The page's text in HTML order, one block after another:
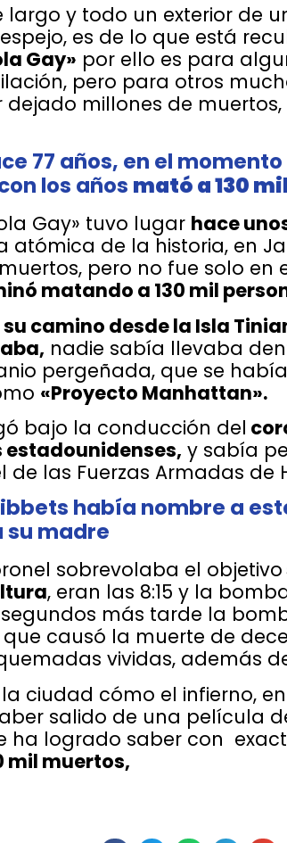
largo y todo un exterior de
es de lo que está
Gay» por ello es para
pero para otros
millones de
77 años, en el
los años mató a 130
Gay» tuvo lugar hace
atómica de la historia, en
pero no fue solo
matando a 130 mil
camino desde la Isla
nadie sabía llevaba
pergeñada, que se
«Proyecto Manhattan».
bajo la conducción del
estadounidenses, y sabía
de las Fuerzas Armadas de
había nombre a
su madre
sobrevolaba el objetivo
, eran las 8:15 y la
más tarde la
causó la muerte de
vividas, además
ciudad cómo el infierno,
salido de una película
ha logrado saber con
mil muertos,